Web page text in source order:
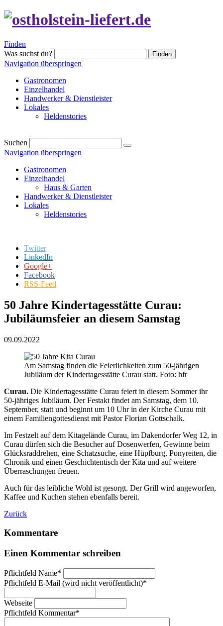
Finden
Was suchst du?
Finden
Navigation überspringen
Gastronomen
Einzelhandel
Handwerker & Dienstleister
Lokales
Heldenstories
Suchen
Navigation überspringen
Gastronomen
Einzelhandel
Haus & Garten
Handwerker & Dienstleister
Lokales
Heldenstories
Twitter
LinkedIn
Google+
Facebook
RSS-Feed
50 Jahre Kindertagesstätte Curau:
Jubiläumsfeier an diesem Samstag
09.09.2022
Am Samstag finden die Feierlichkeiten zum 50-jährigen
Jubiläum der Kindertagesstätte Curau statt. Foto: hfr
Curau. Die Kindertagesstätte Curau feiert in diesem Sommer ihr
50-jähriges Jubiläum. Der Festakt findet am Samstag, dem 10.
September, statt und beginnt um 10 Uhr in der Kirche Curau mit
einem Familiengottesdienst mit Pastor Florian Gottschalk.
Im Festzelt auf dem Kitagelände Curau, im Dakendorfer Weg 12, in
Curau dürfen sich die Besucher auf Dosenwerfen, Gewinne beim
Glücksraddrehen, eine Schatzsuche, eine Hüpfburg, Ponyreiten, die
Chronik und einen Geschichtentisch der Kita und auf weitere
Überraschungen freuen.
Auch für das leibliche Wohl ist gesorgt. Der Grill wird angeworfen,
Kaffee und Kuchen stehen ebenfalls bereit.
Zurück
Kommentare
Einen Kommentar schreiben
Pflichtfeld Name*
Pflichtfeld E-Mail (wird nicht veröffentlicht)*
Webseite
Pflichtfeld Kommentar*